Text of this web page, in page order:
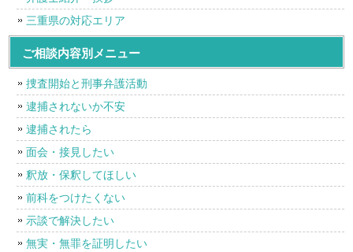
三重県の対応エリア
ご相談内容別メニュー
捜査開始と刑事弁護活動
逮捕されないか不安
逮捕されたら
面会・接見したい
釈放・保釈してほしい
前科をつけたくない
示談で解決したい
無実・無罪を証明したい